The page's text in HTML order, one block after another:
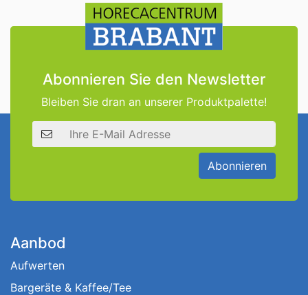
Abonnieren Sie den Newsletter
Bleiben Sie dran an unserer Produktpalette!
E-Mail Adresse
Abonnieren
Aanbod
Aufwerten
Bargeräte & Kaffee/Tee